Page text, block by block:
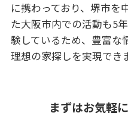
に携わっており、堺市を
た大阪市内での活動も5
験しているため、豊富な
理想の家探しを実現でき
まずはお気軽